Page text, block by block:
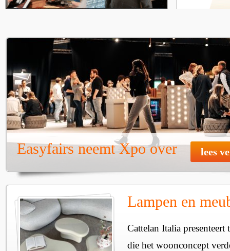
Easyfairs neemt Xpo over lees
Lampen en
Cattelan Italia
die het woonconcept